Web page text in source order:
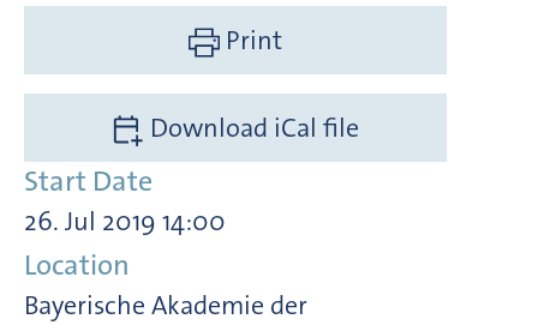
Print
Download iCal file
Start Date
26. Jul 2019 14:00
Location
Bayerische Akademie der